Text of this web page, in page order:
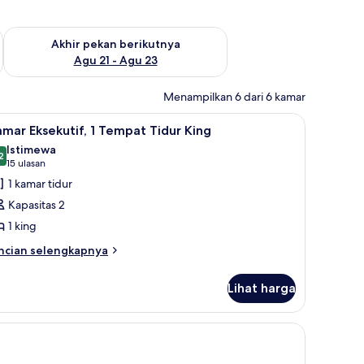
Agu 14 - Agu 16
Akhir pekan berikutnya
Agu 21 - Agu 23
Periksa ketersediaan untuk akhir pekan berikutnya Agu 21 -
Menampilkan 6 dari 6 kamar
Kamar Eksekutif, 1 Tempat Tidur King | Meja
4 Eksekutif, 1 Tempat Tidur King
dari 10
Istimewa
15 ulasan
(15
ulasan)
1 kamar tidur
Kapasitas 2
1 king
selengkapnya
Lihat harga